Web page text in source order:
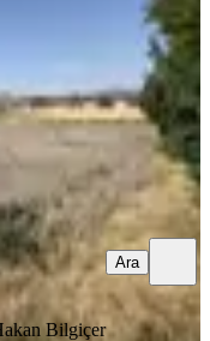
Bilgiçer
Ara